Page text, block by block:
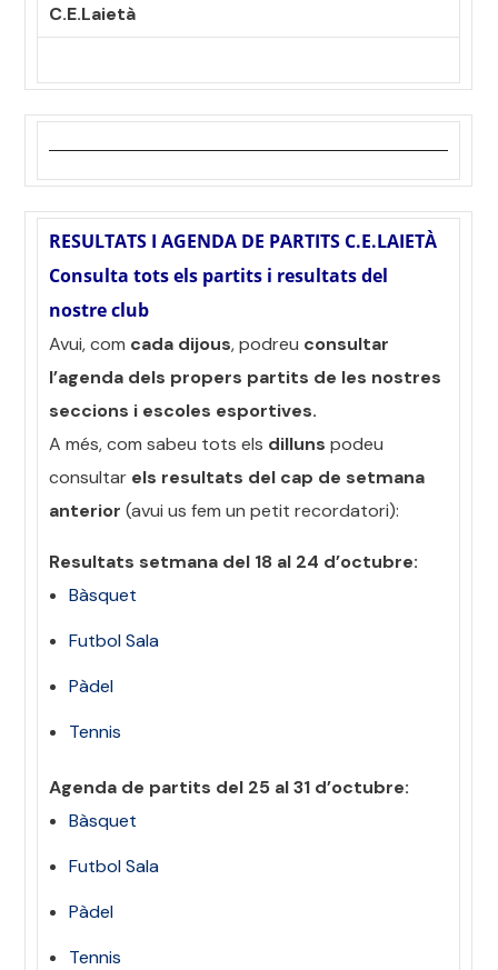
C.E.Laietà
RESULTATS I AGENDA DE PARTITS C.E.LAIETÀ
Consulta tots els partits i resultats del
nostre club
Avui, com cada dijous, podreu consultar
l’agenda dels propers partits de les nostres
seccions i escoles esportives.
A més, com sabeu tots els dilluns podeu
consultar els resultats del cap de setmana
anterior(avui us fem un petit recordatori):
Resultats setmana del 18 al 24 d’octubre:
Bàsquet
Futbol Sala
Pàdel
Tennis
Agenda de partits del 25 al 31 d’octubre:
Bàsquet
Futbol Sala
Pàdel
Tennis